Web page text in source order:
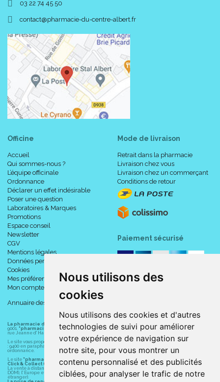
Nous utilisons des
cookies
Nous utilisons des cookies et d'autres
technologies de suivi pour améliorer
votre expérience de navigation sur
notre site, pour vous montrer un
contenu personnalisé et des publicités
ciblées, pour analyser le trafic de notre
03 22 74 45 50
contact-
@-
pharmacie-du-centre-albert.fr
Officine
Accueil
Qui sommes-nous ?
L’équipe officinale
Ordonnance
Déclarer un effet indésirable
Poser une question
Laboratoires & Marques
Promotions
Espace conseil
Newsletter
CGV
Mentions légales
Données personnelles
Cookies
Mes préférences Cookies
Mon compte
Annuaire des pharmacies
Mode de livraison
Retrait dans la pharmacie
Livraison chez vous
Livraison chez un commerçant
Conditions de retour
Paiement sécurisé
La pharmacie du centre à Albert (80300) est une pharmacie française certifiée ISO
9001. "pharmacie-du-centre-albert.fr "est le site internet de la pharmacie du centre
rue Jeanne d' Harcourt, 80300 Albert.
Le site vous propose un large choix de plus de 11000 références, au prix les plus bas possible
: 9400 en parapharmacie, animaux, orthopédie, matériel médical. 1700 en médicaments sans
ordonnance.
Le site "pharmacie-du-centre-albert.fr" vous propose les service suivants :
Click & Collect (retrait gratuit dans la pharmacie).
La vente à distance chez vous et/ou chez un commerçant sur la France (Andorre, Monaco et
DOM), l' Europe et le monde entier (livraison assuré par Colissimo et ses partenaires à l'
étranger).